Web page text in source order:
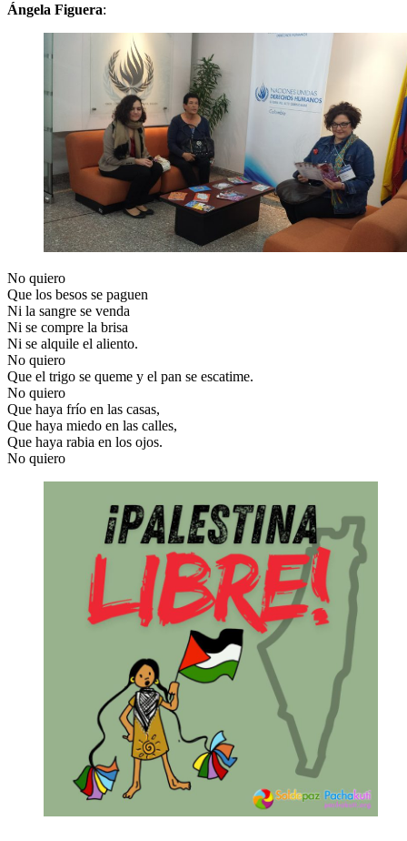
Ángela Figuera:
No quiero
Que los besos se paguen
Ni la sangre se venda
Ni se compre la brisa
Ni se alquile el aliento.
No quiero
Que el trigo se queme y el pan se escatime.
No quiero
Que haya frío en las casas,
Que haya miedo en las calles,
Que haya rabia en los ojos.
No quiero